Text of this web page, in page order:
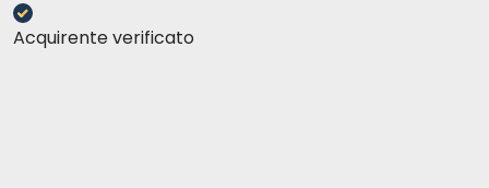
Acquirente verificato